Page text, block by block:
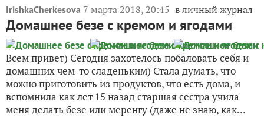
IrishkaCherkesova 7 марта 2018, 20:45 в личный журнал
Домашнее безе с кремом и ягодами
Всем привет) Сегодня захотелось побаловать себя и
домашних чем-то сладеньким) Стала думать, что
можно приготовить из продуктов, что есть дома, и
вспомнила как лет 15 назад старшая сестра учила
меня делать безе или меренгу (даже не знаю, как...